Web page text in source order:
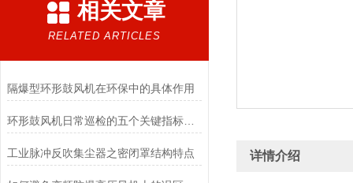
相关文章
RELATED ARTICLES
隔爆型环形鼓风机在环保中的具体作用
环形鼓风机日常巡检的五个关键指标与操作规范
工业脉冲反吹集尘器之密闭罩结构特点 详情介绍